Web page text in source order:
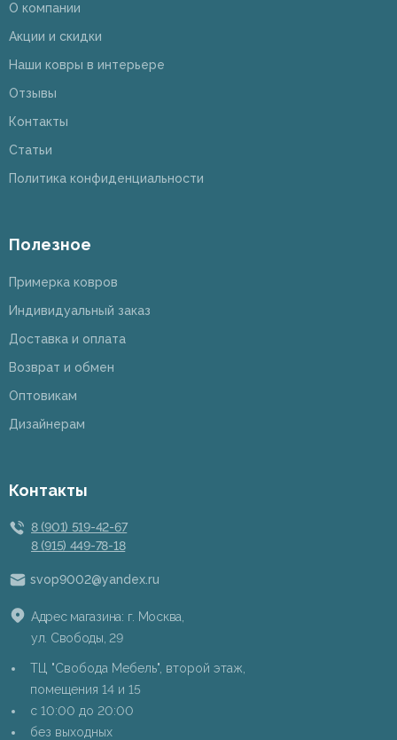
О компании
Акции и скидки
Наши ковры в интерьере
Отзывы
Контакты
Статьи
Политика конфиденциальности
Полезное
Примерка ковров
Индивидуальный заказ
Доставка и оплата
Возврат и обмен
Оптовикам
Дизайнерам
Контакты
8 (901) 519-42-67
8 (915) 449-78-18
svop9002@yandex.ru
Адрес магазина: г. Москва,
ул. Свободы, 29
ТЦ "Свобода Мебель", второй этаж,
помещения 14 и 15
c 10:00 до 20:00
без выходных